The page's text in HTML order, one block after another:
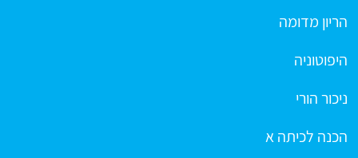
הריון מדומה
היפוטוניה
ניכור הורי
הכנה לכיתה א